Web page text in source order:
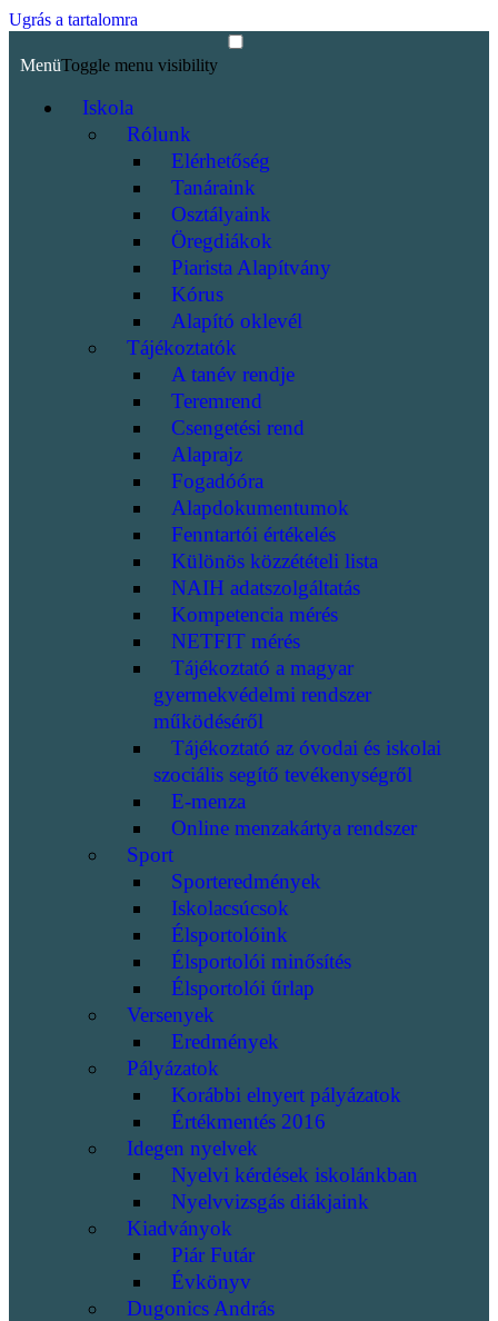
Ugrás a tartalomra
MenüToggle menu visibility
Iskola
Rólunk
Elérhetőség
Tanáraink
Osztályaink
Öregdiákok
Piarista Alapítvány
Kórus
Alapító oklevél
Tájékoztatók
A tanév rendje
Teremrend
Csengetési rend
Alaprajz
Fogadóóra
Alapdokumentumok
Fenntartói értékelés
Különös közzétételi lista
NAIH adatszolgáltatás
Kompetencia mérés
NETFIT mérés
Tájékoztató a magyar
gyermekvédelmi rendszer
működéséről
Tájékoztató az óvodai és iskolai
szociális segítő tevékenységről
E-menza
Online menzakártya rendszer
Sport
Sporteredmények
Iskolacsúcsok
Élsportolóink
Élsportolói minősítés
Élsportolói űrlap
Versenyek
Eredmények
Pályázatok
Korábbi elnyert pályázatok
Értékmentés 2016
Idegen nyelvek
Nyelvi kérdések iskolánkban
Nyelvvizsgás diákjaink
Kiadványok
Piár Futár
Évkönyv
Dugonics András